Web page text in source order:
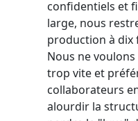
confidentiels et
large, nous
production à dix
Nous ne
trop vite et
collaborateurs
alourdir la